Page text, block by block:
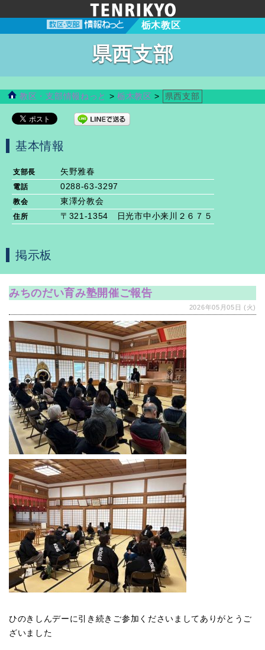
栃木教区
県西支部
教区・支部情報ねっと > 栃木教区 > 県西支部
基本情報
支部長 矢野雅春
電話 0288-63-3297
教会 東澤分教会
住所 〒321-1354 日光市中小来川２６７５
掲示板
みちのだい育み塾開催ご報告
2026年05月05日 (火)
ひのきしんデーに引き続きご参加くださいましてありがとうご
ざいました